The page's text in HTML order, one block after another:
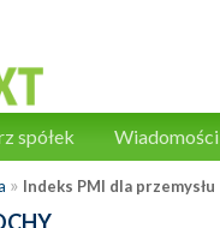
spółek Wiadomości
» Indeks PMI dla przemysłu